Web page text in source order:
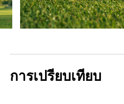
การเปรียบเทียบ